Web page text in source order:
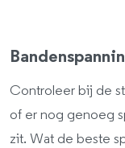
Controleer bij de
of er nog genoeg
zit. Wat de beste